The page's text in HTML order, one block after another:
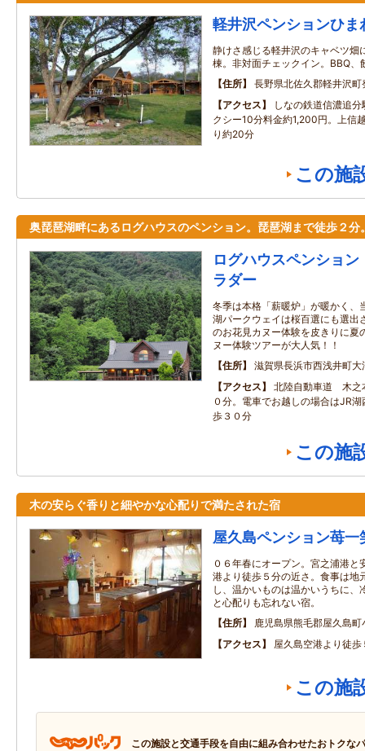
軽井沢ペンションひま
静けさ感じる軽井沢のキャベツ畑
棟。非対面チェックイン。BBQ、
住所
長野県北佐久郡軽井沢
アクセス
しなの鉄道信濃追
クシー10分料金約1,200円。上信
り約20分
この施
奥琵琶湖畔にあるログハウスのペンション。琵琶湖まで徒歩２分
ログハウスペンショ
ラダー
冬季は本格「薪暖炉」が暖かく、
湖パークウェイは桜百選にも選出
のお花見カヌー体験を皮きりに夏
ヌー体験ツアーが大人気！！
住所
滋賀県長浜市西浅井町大
アクセス
北陸自動車道 木之
０分。電車でお越しの場合はJR
歩３０分
この施
木の安らぐ香りと細やかな心配りで満たされた宿
屋久島ペンション苺一
０６年春にオープン。宮之浦港と
港より徒歩５分の近さ。食事は地
し、温かいものは温かいうちに、
と心配りも忘れない宿。
住所
鹿児島県熊毛郡屋久島
アクセス
屋久島空港より徒歩
この施
この施設と交通手段を自由に組み合わせたおトクな